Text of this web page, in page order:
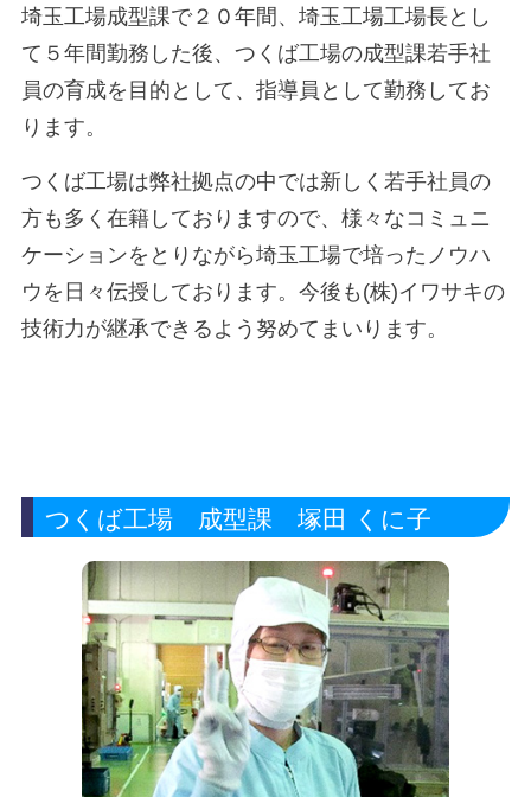
埼玉工場成型課で２０年間、埼玉工場工場長とし
て５年間勤務した後、 つくば工場の成型課若手社
員の育成を目的として、指導員として勤務してお
ります。
つくば工場は弊社拠点の中では新しく若手社員の
方も多く在籍しておりますので、 様々なコミュニ
ケーションをとりながら埼玉工場で培ったノウハ
ウを日々伝授しております。 今後も(株)イワサキの
技術力が継承できるよう努めてまいります。
つくば工場 成型課 塚田 くに子